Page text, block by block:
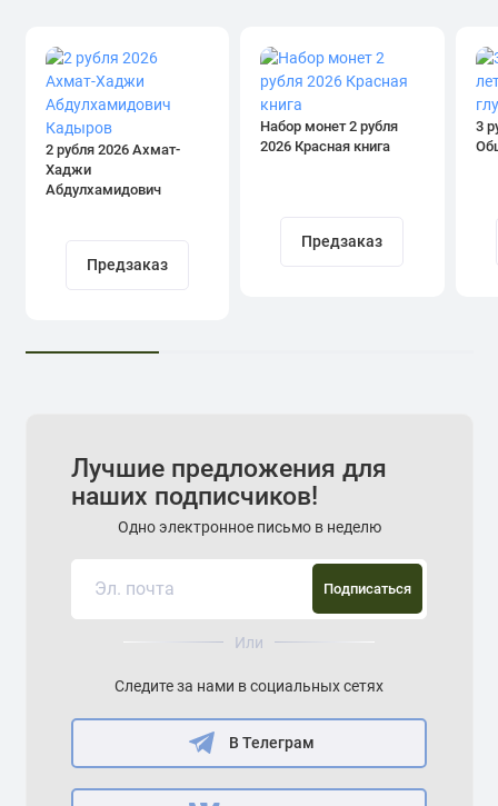
2 рубля 2026 Ахмат-
Хаджи
Абдулхамидович
Предзаказ
Набор монет 2 рубля
2026 Красная книга
Предзаказ
3
Лучшие предложения для
наших подписчиков!
Одно электронное письмо в неделю
Подписаться
Или
Следите за нами в социальных сетях
В Телеграм